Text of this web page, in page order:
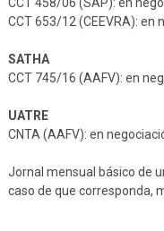
CCT 653/12 (CEEVRA): en
SATHA
CCT 745/16 (AAFV): en
UATRE
CNTA (AAFV): en
Jornal mensual básico de
caso de que corresponda,